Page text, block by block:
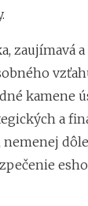
zaujímavá
kamene
a
nemenej